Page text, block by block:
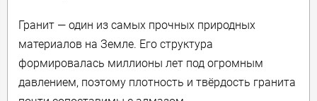
Гранит — один из самых прочных природных
материалов на Земле. Его структура
формировалась миллионы лет под огромным
давлением, поэтому плотность и твёрдость гранита